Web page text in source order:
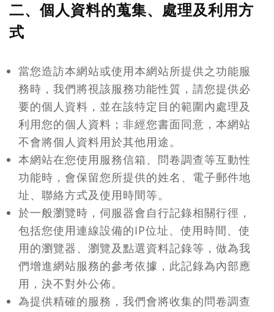
二、個人資料的蒐集、處理及利用方
式
當您造訪本網站或使用本網站所提供之功能服
務時，我們將視該服務功能性質，請您提供必
要的個人資料，並在該特定目的範圍內處理及
利用您的個人資料；非經您書面同意，本網站
不會將個人資料用於其他用途。
本網站在您使用服務信箱、問卷調查等互動性
功能時，會保留您所提供的姓名、電子郵件地
址、聯絡方式及使用時間等。
於一般瀏覽時，伺服器會自行記錄相關行徑，
包括您使用連線設備的IP位址、使用時間、使
用的瀏覽器、瀏覽及點選資料記錄等，做為我
們增進網站服務的參考依據，此記錄為內部應
用，決不對外公佈。
為提供精確的服務，我們會將收集的問卷調查